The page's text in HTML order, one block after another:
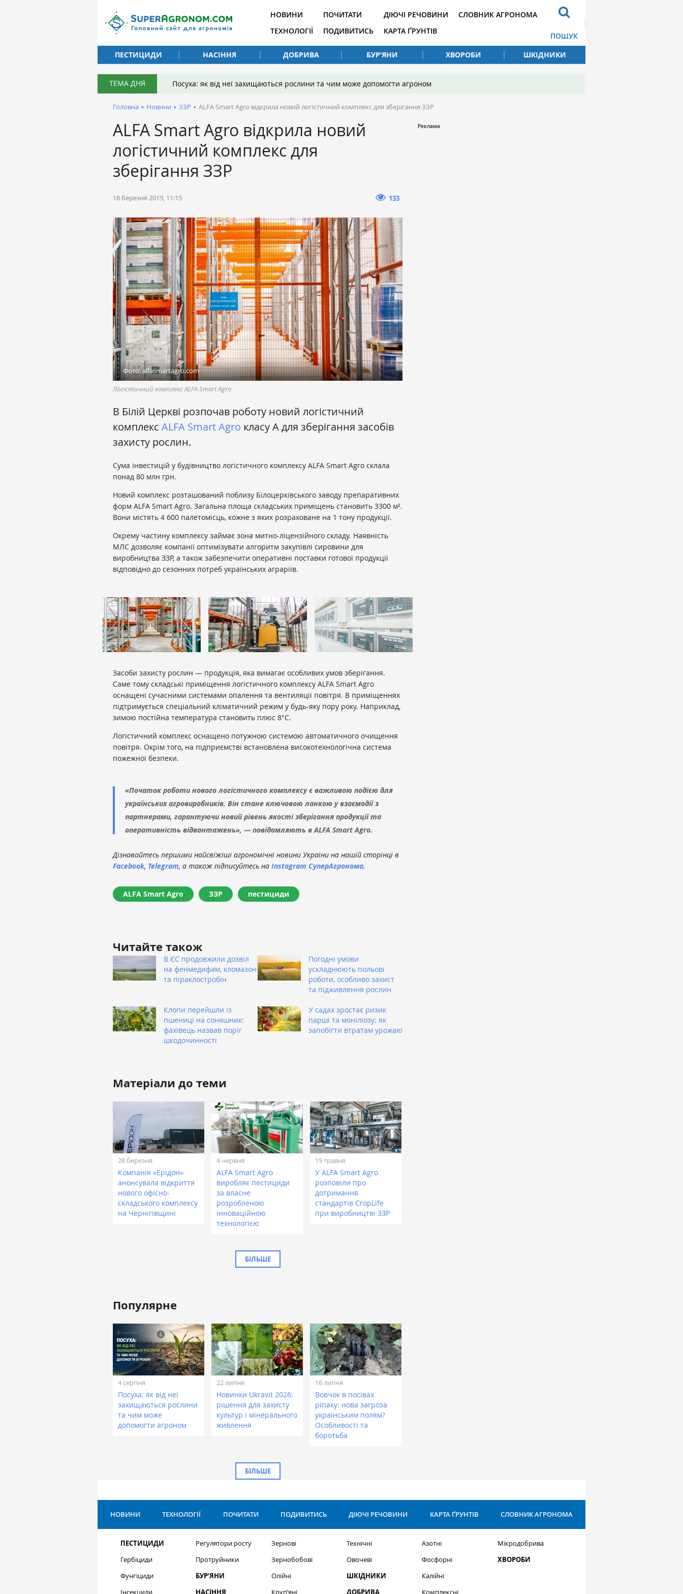
НОВИНИ
ТЕХНОЛОГІЇ
ПОЧИТАТИ
ПОДИВИТИСЬ
ДІЮЧІ РЕЧОВИНИ
КАРТА ҐРУНТІВ
СЛОВНИК АГРОНОМА
ПОШУК
ПЕСТИЦИДИ
НАСІННЯ ДОБРИВА БУР’ЯНИ ХВОРОБИ ШКІДНИКИ
ТЕМА ДНЯ Посуха: як від неї захищаються рослини та чим може допомогти агроном
Головна • Новини • ЗЗР • ALFA Smart Agro відкрила новий логістичний комплекс для зберігання ЗЗР
ALFA Smart Agro відкрила новий
логістичний комплекс для
зберігання ЗЗР
18 березня 2019, 11:15 133
Фото: alfasmartagro.com
Логістичний комплекс ALFA Smart Agro
В Білій Церкві розпочав роботу новий логістичний
комплекс ALFA Smart Agro класу А для зберігання засобів
захисту рослин.
Сума інвестицій у будівництво логістичного комплексу ALFA Smart Agro склала
понад 80 млн грн.
Новий комплекс розташований поблизу Білоцерківського заводу препаративних
форм ALFA Smart Agro. Загальна площа складських приміщень становить 3300 м².
Вони містять 4 600 палетомісць, кожне з яких розраховане на 1 тону продукції.
Окрему частину комплексу займає зона митно-ліцензійного складу. Наявність
МЛС дозволяє компанії оптимізувати алгоритм закупівлі сировини для
виробництва ЗЗР, а також забезпечити оперативні поставки готової продукції
відповідно до сезонних потреб українських аграріїв.
Засоби захисту рослин — продукція, яка вимагає особливих умов зберігання.
Саме тому складські приміщення логістичного комплексу ALFA Smart Agro
оснащені сучасними системами опалення та вентиляції повітря. В приміщеннях
підтримується спеціальний кліматичний режим у будь-яку пору року. Наприклад,
зимою постійна температура становить плюс 8°C.
Логістичний комплекс оснащено потужною системою автоматичного очищення
повітря. Окрім того, на підприємстві встановлена високотехнологічна система
пожежної безпеки.
«Початок роботи нового логістичного комплексу є важливою подією для
українських агровиробників. Він стане ключовою ланкою у взаємодії з
партнерами, гарантуючи новий рівень якості зберігання продукції та
оперативність відвантажень», — повідомляють в ALFA Smart Agro.
Дізнавайтесь першими найсвіжіші агрономічні новини України на нашій сторінці в
Facebook, Telegram, а також підписуйтесь на Instagram СуперАгронома.
ALFA Smart Agro ЗЗР пестициди
Читайте також
В ЄС продовжили дозвіл
на фенмедифам, кломазон
та піраклостробін
Погодні умови
ускладнюють польові
роботи, особливо захист
та підживлення рослин
Клопи перейшли із
пшениці на соняшник:
фахівець назвав поріг
шкодочинності
У садах зростає ризик
парші та моніліозу: як
запобігти втратам урожаю
Матеріали до теми
28 березня
Компанія «Ерідон»
анонсувала відкриття
нового офісно-
складського комплексу
на Чернігівщині
4 червня
ALFA Smart Agro
виробляє пестициди
за власне
розробленою
інноваційною
технологією
19 травня
У ALFA Smart Agro
розповіли про
дотримання
стандартів CropLife
при виробництві ЗЗР
БІЛЬШЕ
Популярне
4 серпня
Посуха: як від неї
захищаються рослини
та чим може
допомогти агроном
22 липня
Новинки Ukravit 2026:
рішення для захисту
культур і мінерального
живлення
16 липня
Вовчок в посівах
ріпаку: нова загроза
українським полям?
Особливості та
боротьба
БІЛЬШЕ
НОВИНИ ТЕХНОЛОГІЇ ПОЧИТАТИ ПОДИВИТИСЬ ДІЮЧІ РЕЧОВИНИ КАРТА ҐРУНТІВ СЛОВНИК АГРОНОМА
ПЕСТИЦИДИ
Гербіциди
Фунгіциди
Інсекциди
Регулятори росту
Протруйники
БУР’ЯНИ
НАСІННЯ
Зернові
Зернобобові
Олійні
Круп’яні
Технічні
Овочеві
ШКІДНИКИ
ДОБРИВА
Азотні
Фосфорні
Калійні
Комплексні
Мікродобрива
ХВОРОБИ